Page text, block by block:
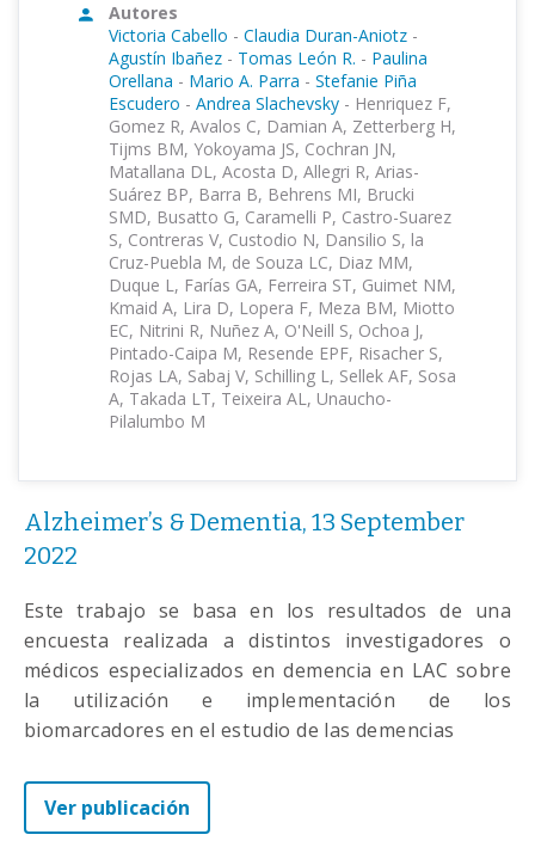
Autores
Victoria Cabello - Claudia Duran-Aniotz -
Agustín Ibañez - Tomas León R. - Paulina
Orellana - Mario A. Parra - Stefanie Piña
Escudero - Andrea Slachevsky - Henriquez F,
Gomez R, Avalos C, Damian A, Zetterberg H,
Tijms BM, Yokoyama JS, Cochran JN,
Matallana DL, Acosta D, Allegri R, Arias-
Suárez BP, Barra B, Behrens MI, Brucki
SMD, Busatto G, Caramelli P, Castro-Suarez
S, Contreras V, Custodio N, Dansilio S, la
Cruz-Puebla M, de Souza LC, Diaz MM,
Duque L, Farías GA, Ferreira ST, Guimet NM,
Kmaid A, Lira D, Lopera F, Meza BM, Miotto
EC, Nitrini R, Nuñez A, O'Neill S, Ochoa J,
Pintado-Caipa M, Resende EPF, Risacher S,
Rojas LA, Sabaj V, Schilling L, Sellek AF, Sosa
A, Takada LT, Teixeira AL, Unaucho-
Pilalumbo M
Alzheimer’s & Dementia, 13 September
2022
Este trabajo se basa en los resultados de una
encuesta realizada a distintos investigadores o
médicos especializados en demencia en LAC sobre
la utilización e implementación de los
biomarcadores en el estudio de las demencias
Ver publicación